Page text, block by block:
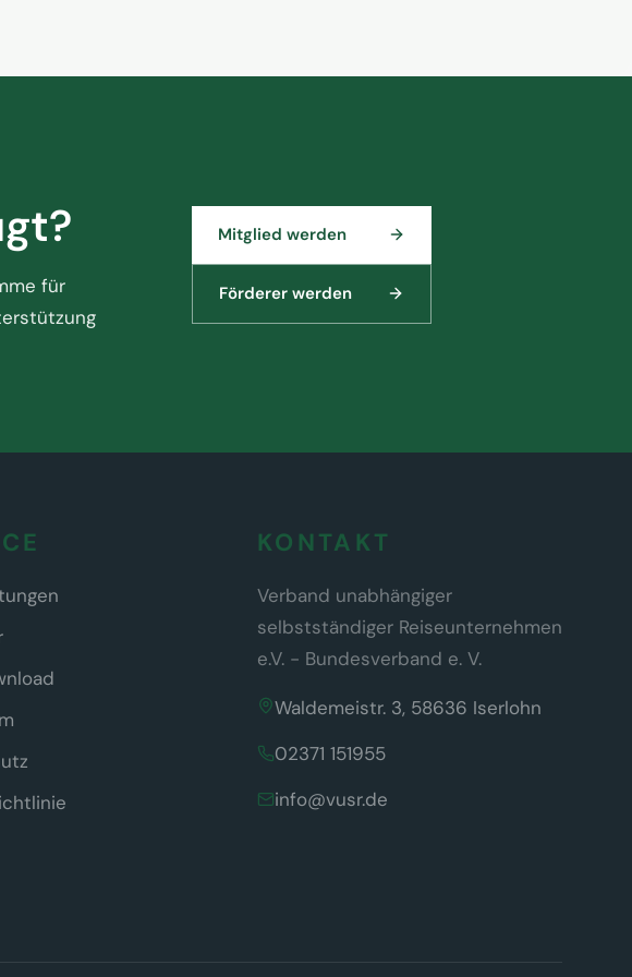
für
Mitglied werden
Förderer werden
KONTAKT
Verband unabhängiger
selbstständiger Reiseunternehmen
e.V. - Bundesverband e. V.
Waldemeistr. 3, 58636 Iserlohn
02371 151955
info@vusr.de